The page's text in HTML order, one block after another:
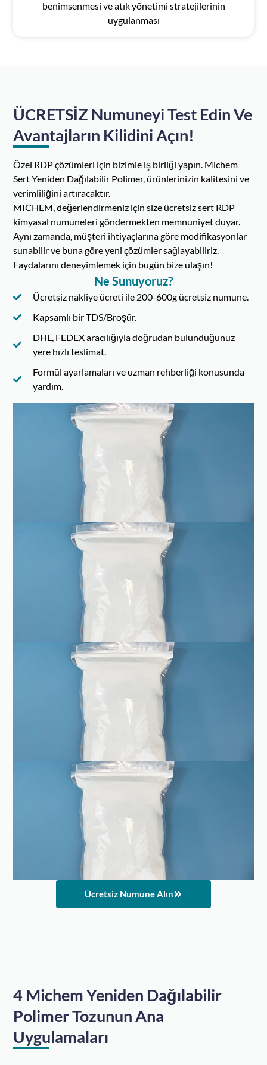
benimsenmesi ve atık yönetimi stratejilerinin
uygulanması
ÜCRETSİZ Numuneyi Test Edin Ve
Avantajların Kilidini Açın!
Özel RDP çözümleri için bizimle iş birliği yapın. Michem
Sert Yeniden Dağılabilir Polimer, ürünlerinizin kalitesini ve
verimliliğini artıracaktır.
MICHEM, değerlendirmeniz için size ücretsiz sert RDP
kimyasal numuneleri göndermekten memnuniyet duyar.
Aynı zamanda, müşteri ihtiyaçlarına göre modifikasyonlar
sunabilir ve buna göre yeni çözümler sağlayabiliriz.
Faydalarını deneyimlemek için bugün bize ulaşın!
Ne Sunuyoruz?
Ücretsiz nakliye ücreti ile 200-600g ücretsiz numune.
Kapsamlı bir TDS/Broşür.
DHL, FEDEX aracılığıyla doğrudan bulunduğunuz
yere hızlı teslimat.
Formül ayarlamaları ve uzman rehberliği konusunda
yardım.
Ücretsiz Numune Alın
4 Michem Yeniden Dağılabilir
Polimer Tozunun Ana
Uygulamaları